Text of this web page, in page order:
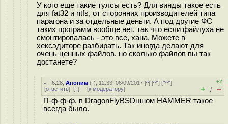
У кого еще такие тулсы есть? Для винды такое есть
для fat32 и ntfs, от сторонних производителей типа
парагона и за отдельные деньги. А под другие ФС
таких программ вообще нет, так что если файлуха не
смонтировалась - это все, хана. Можете в
хексэдиторе разбирать. Так иногда делают для
очень ценных файлов, но сколько файлов вы так
достанете?
6.28 ,Аноним (-), 12:33, 06/09/2017 [^] [^^] [^^^]
[ответить] [↓] [к модератору]
+2
+ / –
П-ф-ф-ф, в DragonFlyBSDшном HAMMER такое
всегда было.